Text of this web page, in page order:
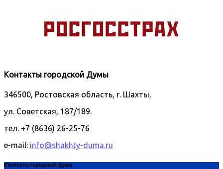
Контакты городской Думы
346500, Ростовская область, г. Шахты,
ул. Советская, 187/189.
тел. +7 (8636) 26-25-76
e-mail: info@shakhty-duma.ru
Контакты городской Думы